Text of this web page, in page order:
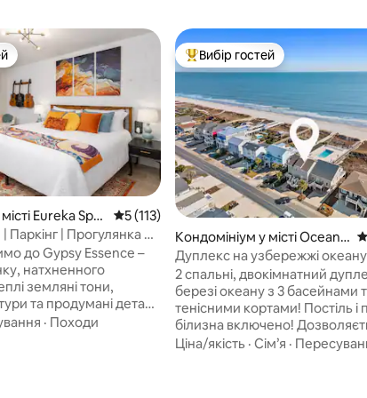
115
Eureka Spri
Середня оцінка: 5 з 5, відгуки: 113
5 (113)
Паркінг | Прогулянка до
міста
до Gypsy Essence –
натхненного
земляні тони,
та продумані деталі
спокою всього
· Походи
Топ вибір гостей
Вибір гостей
Кондомініум у місті Ocean I
sle Beach
Дуплекс на узбережжі
постільна білизна включена!
2 спальні, двокімнатний
березі океану з 3 басейнами
тенісними кортами! Постіль і
білизна включено!
оренда приватної під 'їзної
Ціна/якість · Сім’я ·